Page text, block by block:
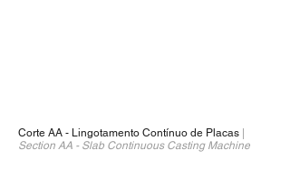
1/1
Corte AA - Lingotamento Contínuo de Placas
Section AA - Slab Continuous Casting Machine